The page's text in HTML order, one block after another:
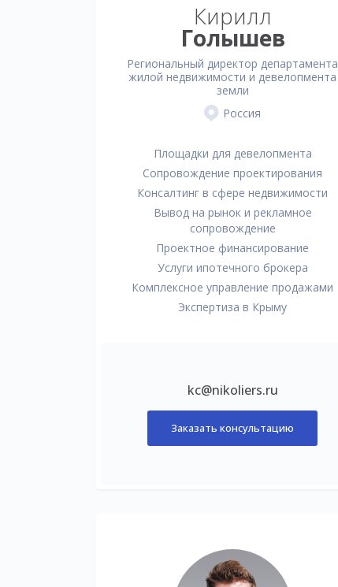
Кирилл
Голышев
Региональный директор департамента
жилой недвижимости и девелопмента
земли
Россия
Площадки для девелопмента
Сопровождение проектирования
Консалтинг в сфере недвижимости
Вывод на рынок и рекламное
сопровождение
Проектное финансирование
Услуги ипотечного брокера
Комплексное управление продажами
Экспертиза в Крыму
kc@nikoliers.ru
Заказать консультацию